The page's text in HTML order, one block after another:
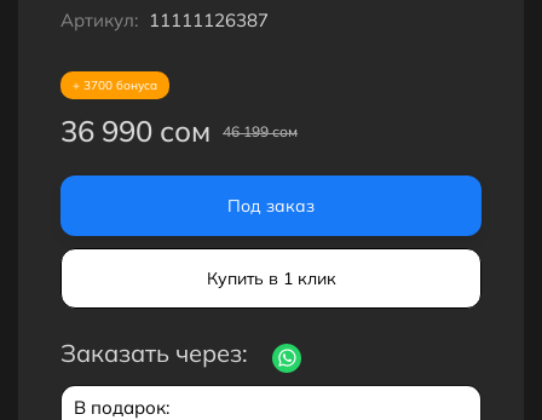
Артикул: 11111126387
+ 3700 бонуса
36 990 сом 46 199 сом
Под заказ
Купить в 1 клик
Заказать через:
В подарок: